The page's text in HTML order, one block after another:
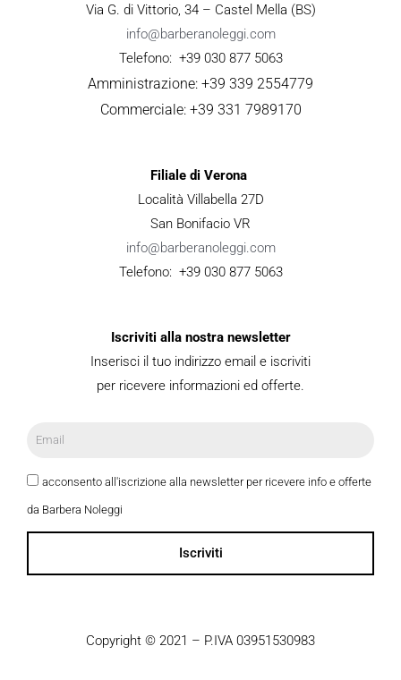
Via G. di Vittorio, 34 – Castel Mella (BS)
info@barberanoleggi.com
Telefono: +39 030 877 5063
Amministrazione: +39 339 2554779
Commerciale: +39 331 7989170
Filiale di Verona
Località Villabella 27D
San Bonifacio VR
info@barberanoleggi.com
Telefono: +39 030 877 5063
Iscriviti alla nostra newsletter
Inserisci il tuo indirizzo email e iscriviti
per ricevere informazioni ed offerte.
acconsento all'iscrizione alla newsletter per ricevere info e offerte
da Barbera Noleggi
Iscriviti
Copyright © 2021 – P.IVA 03951530983